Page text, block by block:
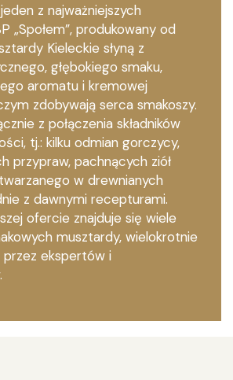
z najważniejszych
„Społem”, produkowany od
Kieleckie słyną z
głębokiego smaku,
aromatu i kremowej
zdobywają serca smakoszy.
z połączenia składników
tj.: kilku odmian gorczycy,
przypraw, pachnących ziół
w drewnianych
z dawnymi recepturami.
ofercie znajduje się wiele
musztardy, wielokrotnie
przez ekspertów i